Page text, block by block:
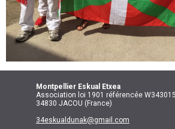
Montpellier Eskual Etxea
Association loi 1901 référencée
34830 JACOU (France)
34eskualdunak@gmail.com